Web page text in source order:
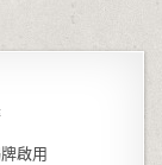
啟用